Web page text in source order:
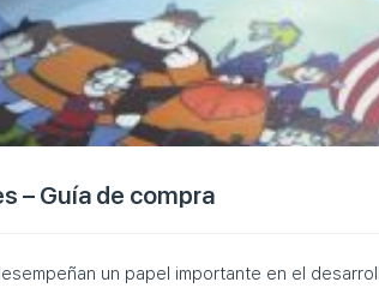
– Guía de compra
un papel importante en el